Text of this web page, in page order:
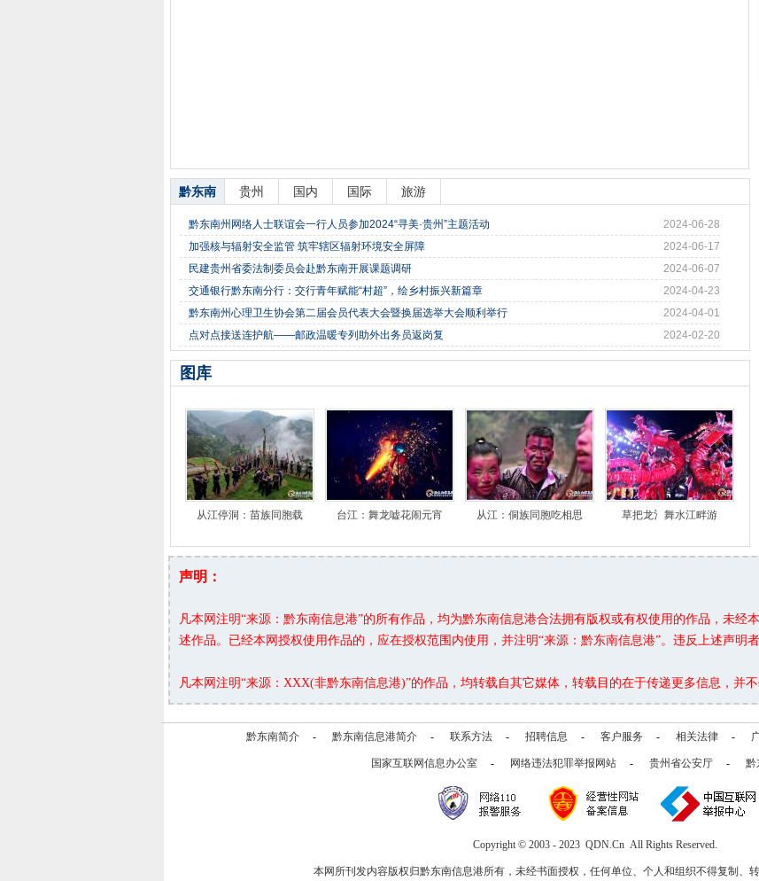
黔东南 贵州 国内 国际 旅游
2024-06-28
黔东南州网络人士联谊会一行人员参加2024“寻美·贵州”主题活动
2024-06-17
加强核与辐射安全监管 筑牢辖区辐射环境安全屏障
2024-06-07
民建贵州省委法制委员会赴黔东南开展课题调研
2024-04-23
交通银行黔东南分行：交行青年赋能“村超”，绘乡村振兴新篇章
2024-04-01
黔东南州心理卫生协会第二届会员代表大会暨换届选举大会顺利举行
2024-02-20
点对点接送连护航——邮政温暖专列助外出务员返岗复
图库
从江停洞：苗族同胞载 台江：舞龙嘘花闹元宵 从江：侗族同胞吃相思 草把龙氵舞水江畔游
声明：
凡本网注明“来源：黔东南信息港”的所有作品，均为黔东南信息港合法拥有版权或有权使用的作品，未经
述作品。已经本网授权使用作品的，应在授权范围内使用，并注明“来源：黔东南信息港”。违反上述声明
凡本网注明“来源：XXX(非黔东南信息港)”的作品，均转载自其它媒体，转载目的在于传递更多信息，并
黔东南简介 - 黔东南信息港简介 - 联系方法 - 招聘信息 - 客户服务 - 相关法律 -
国家互联网信息办公室 - 网络违法犯罪举报网站 - 贵州省公安厅 - 黔
Copyright © 2003 - 2023 QDN.Cn All Rights Reserved.
本网所刊发内容版权归黔东南信息港所有，未经书面授权，任何单位、个人和组织不得复制、